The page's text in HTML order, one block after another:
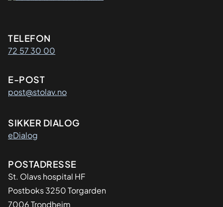
Kontaktinformasjon
TELEFON
72 57 30 00
E-POST
post@stolav.no
SIKKER DIALOG
eDialog
Adresse
POSTADRESSE
St. Olavs hospital HF
Postboks 3250 Torgarden
7006 Trondheim